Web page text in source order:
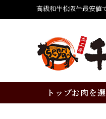
高級和牛松阪牛最安値
トップお肉を